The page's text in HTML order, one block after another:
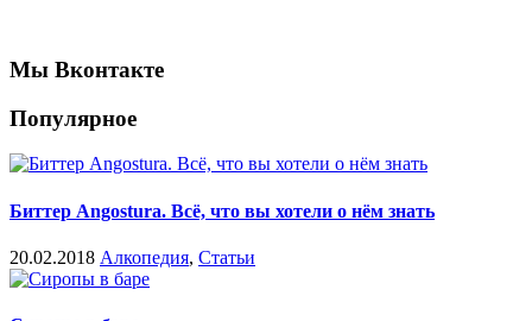
Мы Вконтакте
Популярное
Биттер Angostura. Всё, что вы хотели о нём знать
20.02.2018 Алкопедия, Статьи